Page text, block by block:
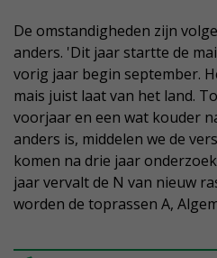
De omstandigheden zijn
anders. 'Dit jaar startte de
vorig jaar begin september.
mais juist laat van het land.
voorjaar en een wat kouder
anders is, middelen we de
komen na drie jaar
jaar vervalt de N van nieuw
worden de toprassen A,